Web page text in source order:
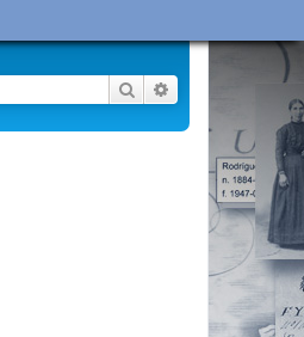
Buscar Búsqueda